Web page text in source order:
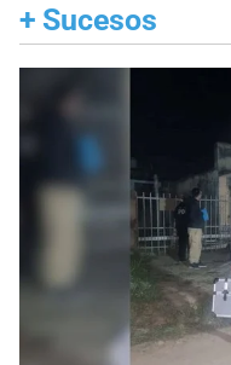
+ Sucesos